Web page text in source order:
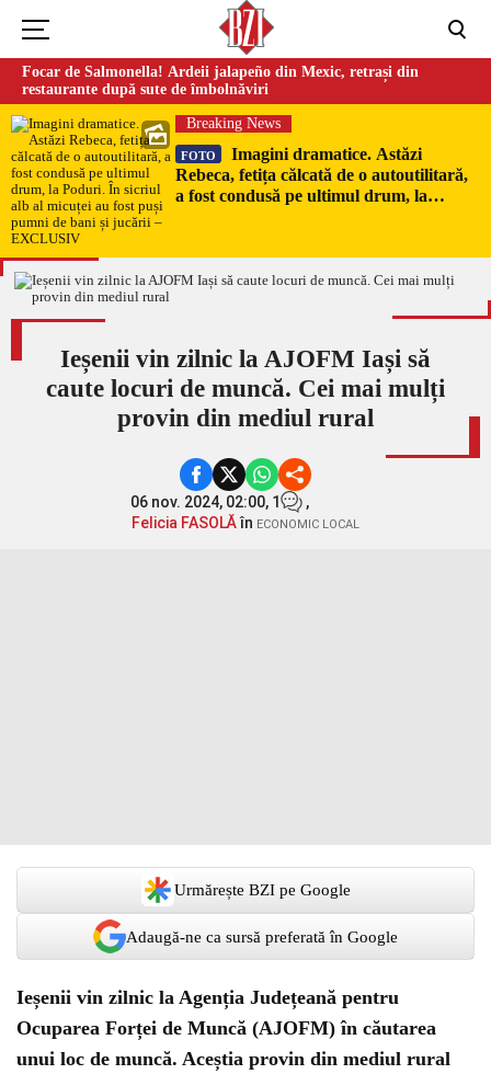
Focar de Salmonella! Ardeii jalapeño din Mexic, retrași din
restaurante după sute de îmbolnăviri
Breaking News
FOTO
Imagini dramatice. Astăzi
Rebeca, fetița călcată de o autoutilitară,
a fost condusă pe ultimul drum, la
EXCLUSIV
Ieșenii vin zilnic la AJOFM Iași să
caute locuri de muncă. Cei mai mulți
provin din mediul rural
06 nov. 2024, 02:00, 1
,
Felicia FASOLĂîn ECONOMIC LOCAL
Urmărește BZI pe Google
Adaugă-ne ca sursă preferată în Google
Ieșenii vin zilnic la Agenția Județeană pentru
Ocuparea Forței de Muncă (AJOFM) în căutarea
unui loc de muncă. Aceștia provin din mediul rural